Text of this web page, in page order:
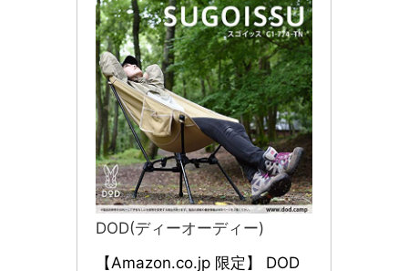
DOD(ディーオーディー)
【Amazon.co.jp 限定】 DOD